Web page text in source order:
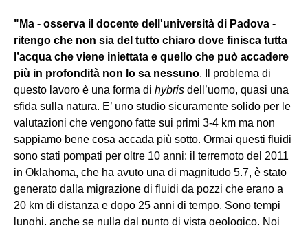
"Ma - osserva il docente dell'università di Padova -
ritengo che non sia del tutto chiaro dove finisca tutta
l’acqua che viene iniettata e quello che può accadere
più in profondità non lo sa nessuno. Il problema di
questo lavoro è una forma di hybris dell’uomo, quasi una
sfida sulla natura. E’ uno studio sicuramente solido per le
valutazioni che vengono fatte sui primi 3-4 km ma non
sappiamo bene cosa accada più sotto. Ormai questi fluidi
sono stati pompati per oltre 10 anni: il terremoto del 2011
in Oklahoma, che ha avuto una di magnitudo 5.7, è stato
generato dalla migrazione di fluidi da pozzi che erano a
20 km di distanza e dopo 25 anni di tempo. Sono tempi
lunghi, anche se nulla dal punto di vista geologico. Noi